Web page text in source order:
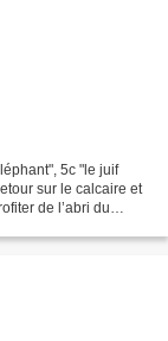
5c "le juif
sur le calcaire et
de l’abri du